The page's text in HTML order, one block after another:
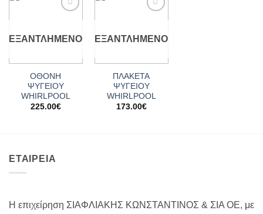
ΕΞΑΝΤΛΗΜΈΝΟ
ΟΘΟΝΗ
ΨΥΓΕΙΟΥ
WHIRLPOOL
225.00€
ΕΞΑΝΤΛΗΜΈΝΟ
ΠΛΑΚΕΤΑ
ΨΥΓΕΙΟΥ
WHIRLPOOL
173.00€
ΕΤΑΙΡΕΙΑ
Η επιχείρηση ΣΙΑΦΛΙΑΚΗΣ ΚΩΝΣΤΑΝΤΙΝΟΣ & ΣΙΑ ΟΕ, με